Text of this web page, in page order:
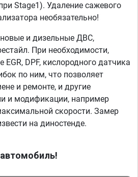
Stage1). Удаление сажевого
необязательно!
и дизельные ДВС,
При необходимости,
DPF, кислородного датчика
по ним, что позволяет
и ремонте, и другие
и модификации, например
скорости. Замер
на диностенде.